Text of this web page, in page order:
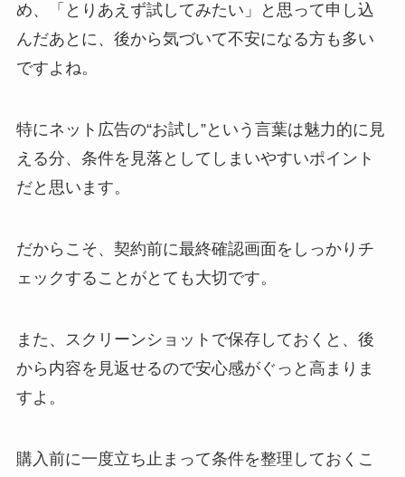
め、「とりあえず試してみたい」と思って申し込
んだあとに、後から気づいて不安になる方も多い
ですよね。
特にネット広告の“お試し”という言葉は魅力的に見
える分、条件を見落としてしまいやすいポイント
だと思います。
だからこそ、契約前に最終確認画面をしっかりチ
ェックすることがとても大切です。
また、スクリーンショットで保存しておくと、後
から内容を見返せるので安心感がぐっと高まりま
すよ。
購入前に一度立ち止まって条件を整理しておくこ